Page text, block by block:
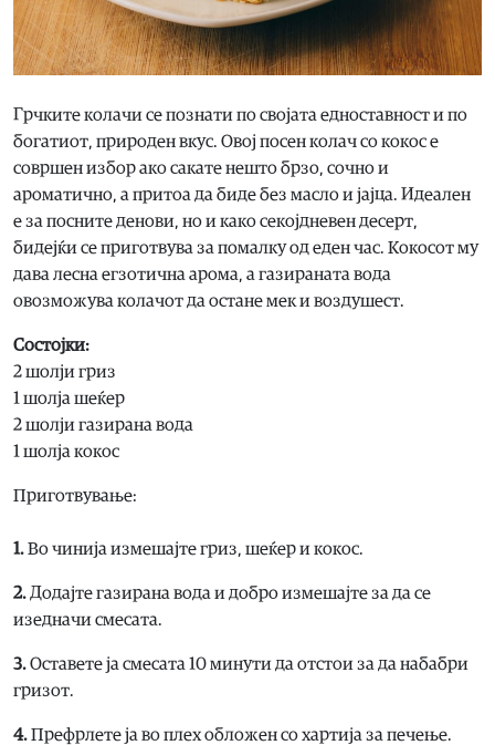
Грчките колачи се познати по својата едноставност и по
богатиот, природен вкус. Овој посен колач со кокос е
совршен избор ако сакате нешто брзо, сочно и
ароматично, а притоа да биде без масло и јајца. Идеален
е за посните денови, но и како секојдневен десерт,
бидејќи се приготвува за помалку од еден час. Кокосот му
дава лесна егзотична арома, а газираната вода
овозможува колачот да остане мек и воздушест.
Состојки:
2 шолји гриз
1 шолја шеќер
2 шолји газирана вода
1 шолја кокос
Приготвување:
1.Во чинија измешајте гриз, шеќер и кокос.
2.Додајте газирана вода и добро измешајте за да се
изедначи смесата.
3.Оставете ја смесата 10 минути да отстои за да набабри
гризот.
4.Префрлете ја во плех обложен со хартија за печење.